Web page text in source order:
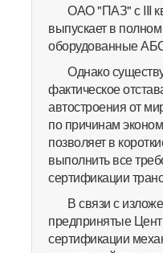
ОАО "ПАЗ" с III
выпускает в
оборудованные
Однако
фактическое
автостроения от
по причинам
позволяет в
выполнить все
сертификации
В связи с
предпринятые
сертификации